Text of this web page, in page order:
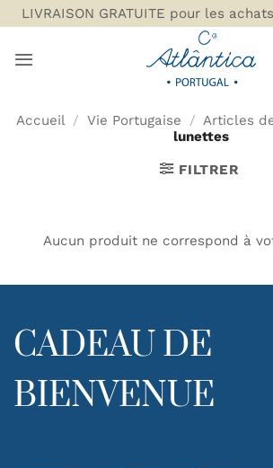
Passer
au
contenu
LIVRAISON GRATUITE pour les
Accueil / Vie Portugaise / Articles
lunettes
FILTRER
Aucun produit ne correspond à
CADEAU DE
BIENVENUE